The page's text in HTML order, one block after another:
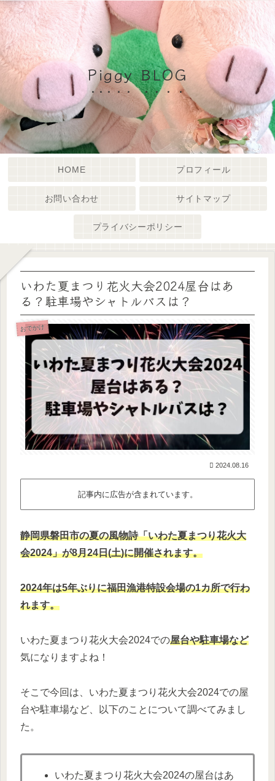
Piggy BLOG
HOME プロフィール
お問い合わせ サイトマップ
プライバシーポリシー
いわた夏まつり花火大会2024屋台はあ
る？駐車場やシャトルバスは？
おでかけ
2024.08.16
記事内に広告が含まれています。
静岡県磐田市の夏の風物詩「いわた夏まつり花火大
会2024」が8月24日(土)に開催されます。
2024年は5年ぶりに福田漁港特設会場の1カ所で行わ
れます。
いわた夏まつり花火大会2024での屋台や駐車場など
気になりますよね！
そこで今回は、いわた夏まつり花火大会2024での屋
台や駐車場など、以下のことについて調べてみまし
た。
いわた夏まつり花火大会2024の屋台はあ